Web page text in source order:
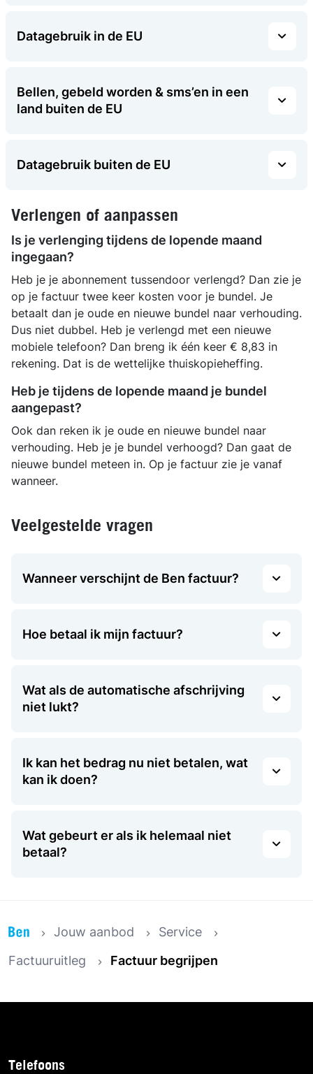
Datagebruik in de EU
Bellen, gebeld worden & sms’en in een
land buiten de EU
Datagebruik buiten de EU
Verlengen of aanpassen
Is je verlenging tijdens de lopende maand
ingegaan?
Heb je je abonnement tussendoor verlengd? Dan zie je
op je factuur twee keer kosten voor je bundel. Je
betaalt dan je oude en nieuwe bundel naar verhouding.
Dus niet dubbel. Heb je verlengd met een nieuwe
mobiele telefoon? Dan breng ik één keer € 8,83 in
rekening. Dat is de wettelijke thuiskopieheffing.
Heb je tijdens de lopende maand je bundel
aangepast?
Ook dan reken ik je oude en nieuwe bundel naar
verhouding. Heb je je bundel verhoogd? Dan gaat de
nieuwe bundel meteen in. Op je factuur zie je vanaf
wanneer.
Veelgestelde vragen
Wanneer verschijnt de Ben factuur?
Hoe betaal ik mijn factuur?
Wat als de automatische afschrijving
niet lukt?
Ik kan het bedrag nu niet betalen, wat
kan ik doen?
Wat gebeurt er als ik helemaal niet
betaal?
Jouw aanbod
Service
Factuuruitleg
Factuur begrijpen
Telefoons